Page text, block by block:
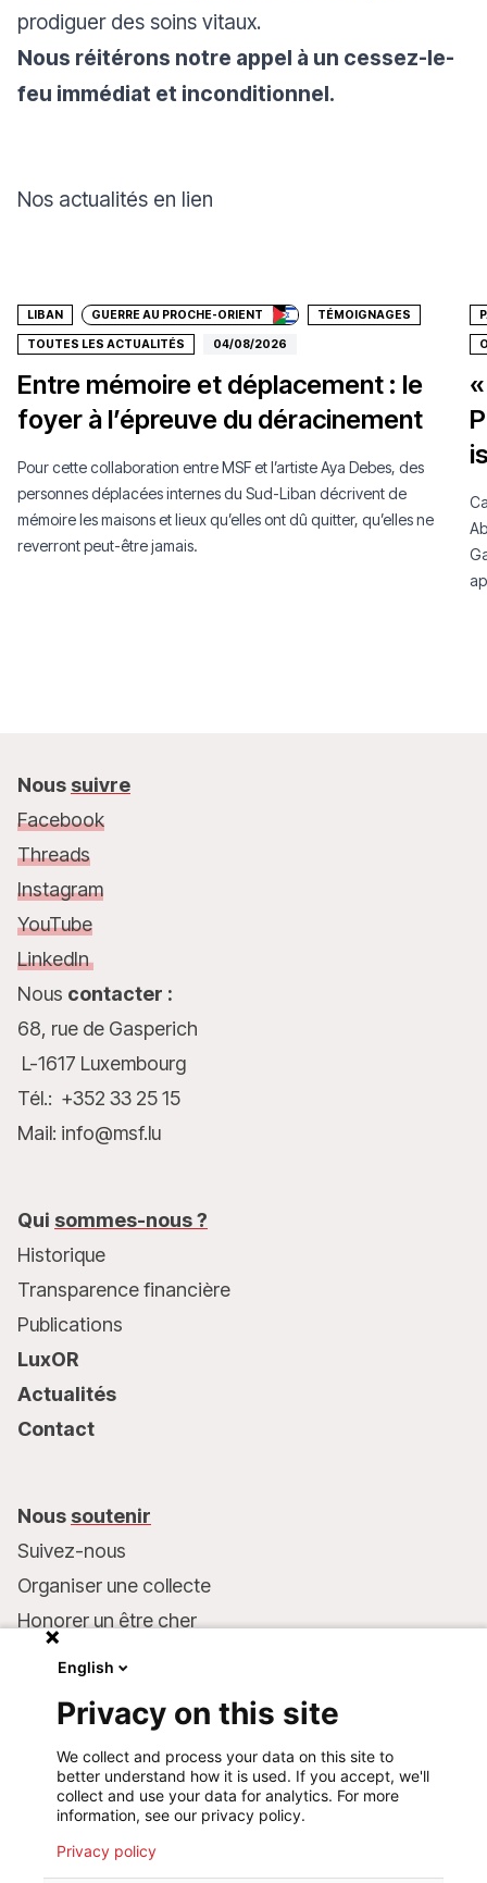
prodiguer des soins vitaux.
Nous réitérons notre appel à un cessez-le-
feu immédiat et inconditionnel.
Nos actualités en lien
LIBAN GUERRE AU PROCHE-ORIENT TÉMOIGNAGES
TOUTES LES ACTUALITÉS 04/08/2026
Entre mémoire et déplacement : le
foyer à l’épreuve du déracinement
Pour cette collaboration entre MSF et l’artiste Aya Debes, des
personnes déplacées internes du Sud-Liban décrivent de
mémoire les maisons et lieux qu’elles ont dû quitter, qu’elles ne
reverront peut-être jamais.
Nous suivre
Facebook
Threads
Instagram
YouTube
LinkedIn
Nous contacter :
68, rue de Gasperich
L-1617 Luxembourg
Tél.: +352 33 25 15
Mail: info@msf.lu
Qui sommes-nous ?
Historique
Transparence financière
Publications
LuxOR
Actualités
Contact
Nous soutenir
Suivez-nous
Organiser une collecte
Honorer un être cher
Faire un don
Coordonnées bancaires :
LU75 1111 0000 4848 0000
Comportement responsable
English
Privacy on this site
We collect and process your data on this site to
better understand how it is used. If you accept, we'll
collect and use your data for analytics. For more
information, see our privacy policy.
Privacy policy